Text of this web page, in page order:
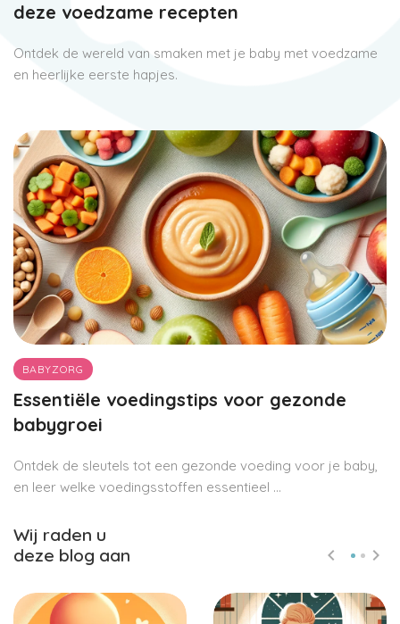
deze voedzame recepten
Ontdek de wereld van smaken met je baby met voedzame
en heerlijke eerste hapjes.
BABYZORG
Essentiële voedingstips voor gezonde
babygroei
Ontdek de sleutels tot een gezonde voeding voor je baby,
en leer welke voedingsstoffen essentieel ...
Wij raden u
deze blog aan